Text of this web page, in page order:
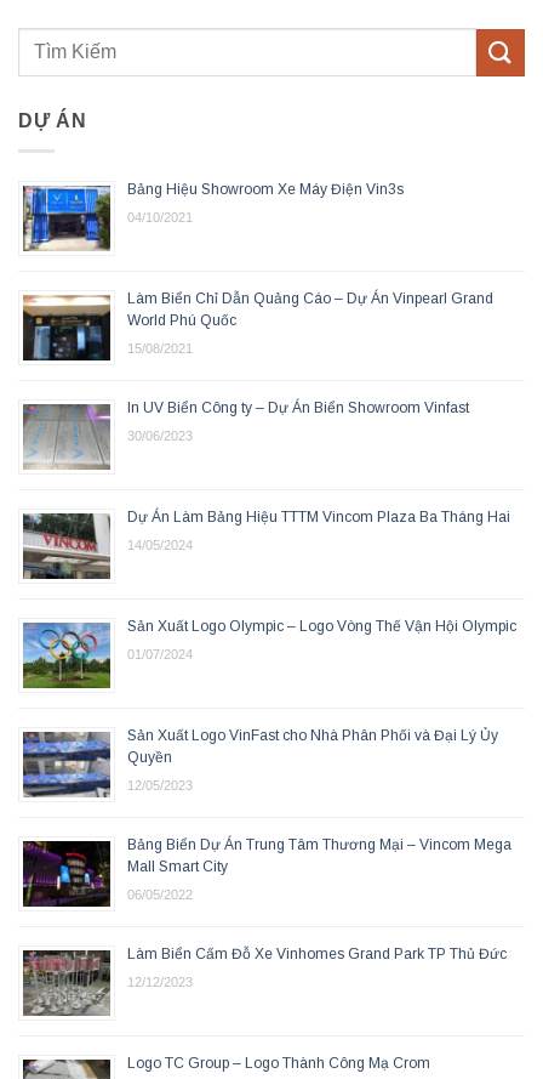
DỰ ÁN
Bảng Hiệu Showroom Xe Máy Điện Vin3s
04/10/2021
Làm Biển Chỉ Dẫn Quảng Cáo – Dự Án Vinpearl Grand
World Phú Quốc
15/08/2021
In UV Biển Công ty – Dự Án Biển Showroom Vinfast
30/06/2023
Dự Án Làm Bảng Hiệu TTTM Vincom Plaza Ba Tháng Hai
14/05/2024
Sản Xuất Logo Olympic – Logo Vòng Thế Vận Hội Olympic
01/07/2024
Sản Xuất Logo VinFast cho Nhà Phân Phối và Đại Lý Ủy
Quyền
12/05/2023
Bảng Biển Dự Án Trung Tâm Thương Mại – Vincom Mega
Mall Smart City
06/05/2022
Làm Biển Cấm Đỗ Xe Vinhomes Grand Park TP Thủ Đức
12/12/2023
Logo TC Group – Logo Thành Công Mạ Crom